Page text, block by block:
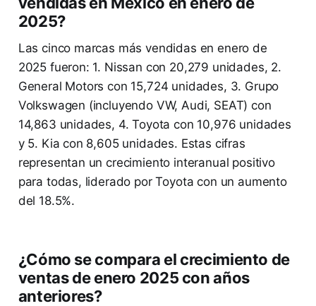
2025?
Las cinco marcas más vendidas en enero de
2025 fueron: 1. Nissan con 20,279 unidades, 2.
General Motors con 15,724 unidades, 3. Grupo
Volkswagen (incluyendo VW, Audi, SEAT) con
14,863 unidades, 4. Toyota con 10,976 unidades
y 5. Kia con 8,605 unidades. Estas cifras
representan un crecimiento interanual positivo
para todas, liderado por Toyota con un aumento
del 18.5%.
¿Cómo se compara el crecimiento de
ventas de enero 2025 con años
anteriores?